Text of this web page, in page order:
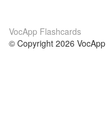
VocApp Flashcards
© Copyright 2026 VocApp